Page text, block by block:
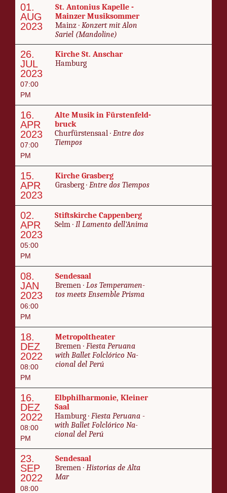
01.
AUG
2023
St. An­to­nius Kapelle -
Mainz­er Musik­som­mer
Mainz · Konz­ert mit Alon
Sariel (Man­do­line)
26.
JUL
2023
07:00
PM
Kirche St. An­schar
Ham­burg
16.
APR
2023
07:00
PM
Alte Musik in Fürsten­feld­
bruck
Chur­fürsten­saal · En­tre dos
Tiem­pos
15.
APR
2023
Kirche Gras­berg
Gras­berg · En­tre dos Tiem­pos
02.
APR
2023
05:00
PM
Stift­skirche Cap­pen­berg
Selm · Il Lamen­to dell'Anima
08.
JAN
2023
06:00
PM
Sende­saal
Bre­men · Los Tem­pera­men­
tos meets En­sem­ble Pris­ma
18.
DEZ
2022
08:00
PM
Me­tro­pol­the­ater
Bre­men · Fi­es­ta Pe­ru­a­na
with Bal­let Fol­clóri­co Na­
cional del Perú
16.
DEZ
2022
08:00
PM
Elbphil­har­monie, Klein­er
Saal
Ham­burg · Fi­es­ta Pe­ru­a­na -
with Bal­let Fol­clóri­co Na­
cional del Perú
23.
SEP
2022
08:00
Sende­saal
Bre­men · His­to­rias de Al­ta
Mar